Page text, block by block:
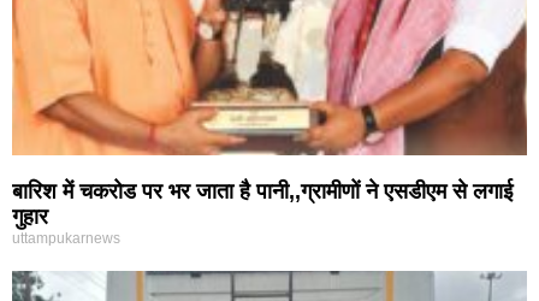
बारिश में चकरोड पर भर जाता है पानी,,ग्रामीणों ने एसडीएम से लगाई
गुहार
uttampukarnews